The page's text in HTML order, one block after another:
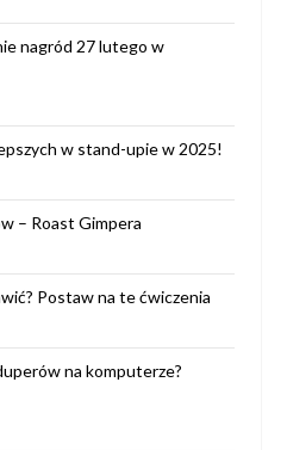
nagród 27 lutego w
w stand-upie w 2025!
– Roast Gimpera
Postaw na te ćwiczenia
na komputerze?